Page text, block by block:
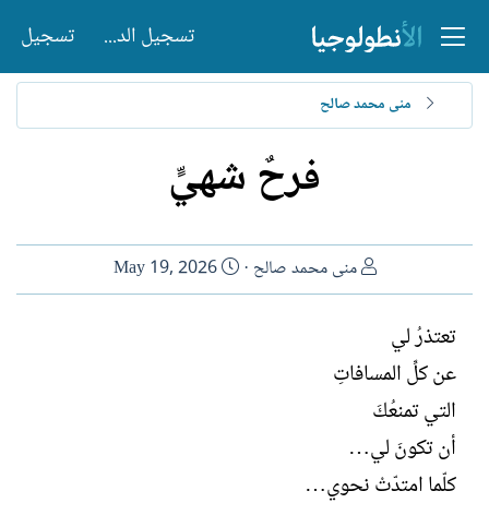
تسجيل الدخول تسجيل
منى محمد صالح
فرحٌ شهيٍّ
ا
ل
ت
منى محمد صالح
ت
ا
May 19, 2026
تعتذرُ لي
عن كلِّ المسافاتِ
التي تمنعُكَ
أن تكونَ لي…
كلّما امتدّتْ نحوي…